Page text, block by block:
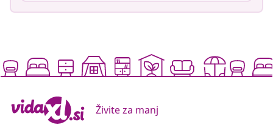
Živite za manj